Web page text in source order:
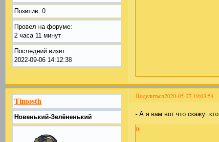
Позитив: 0
Провел на форуме:
2 часа 11 минут
Последний визит:
2022-09-06 14:12:38
Поделиться2020-05-27 19:03:54
Timosth
Новенький-Зелёненький - А я вам вот что скажу:
0